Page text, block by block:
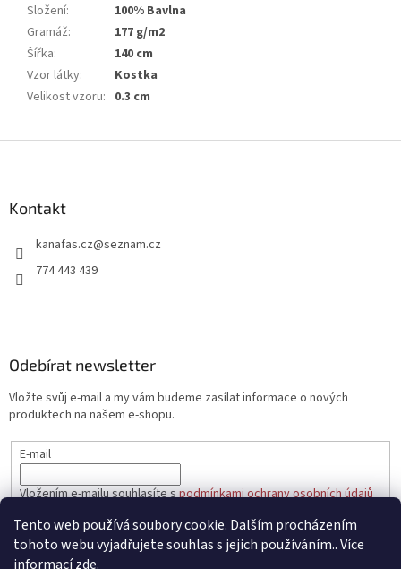
Tento web používá soubory cookie. Dalším procházením
tohoto webu vyjadřujete souhlas s jejich používáním.. Více
informacízde.
Složení:
100% Bavlna
Gramáž:
177 g/m2
Šířka:
140 cm
Vzor látky:
Kostka
Velikost vzoru: 0.3 cm
Kontakt
kanafas.cz@seznam.cz
774 443 439
Odebírat newsletter
Vložte svůj e-mail a my vám budeme zasílat informace o nových
produktech na našem e-shopu.
E-mail
Vložením e-mailu souhlasíte spodmínkami ochrany osobních údajů
PŘIHLÁSIT SE